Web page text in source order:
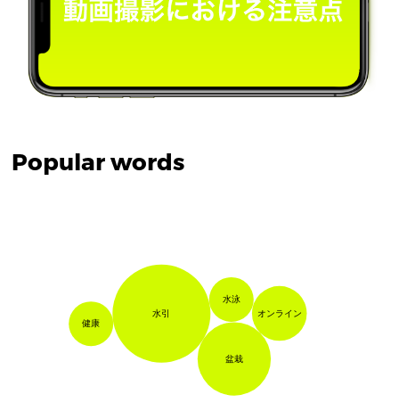
Popular words
水泳
健康
オンライン
盆栽
水引